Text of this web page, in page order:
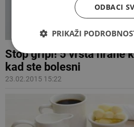
Stop gripi! 5 vrsta hrane
kad ste bolesni
23.02.2015 15:22
ODBACI
PRIKAŽI